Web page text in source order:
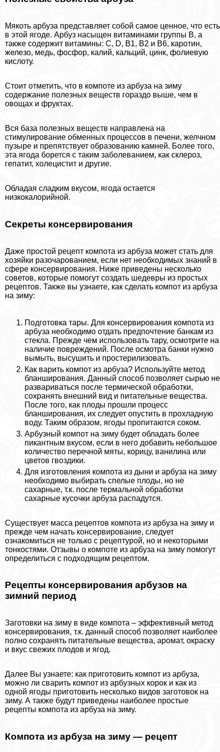
Мякоть арбуза представляет собой самое ценное, что есть
в этой ягоде. Арбуз насыщен витаминами группы В, а
также содержит витамины: С, D, В1, В2 и В6, каротин,
железо, медь, фосфор, калий, кальций, цинк, фолиевую
кислоту.
Стоит отметить, что в компоте из арбуза на зиму
содержание полезных веществ гораздо выше, чем в
овощах и фруктах.
Вся база полезных веществ направлена на
стимулирование обменных процессов в печени, желчном
пузыре и препятствует образованию камней. Более того,
эта ягода борется с таким заболеванием, как склероз,
гепатит, холецистит и другие.
Обладая сладким вкусом, ягода остается
низкокалорийной.
Секреты консервирования
Даже простой рецепт компота из арбуза может стать для
хозяйки разочарованием, если нет необходимых знаний в
сфере консервирования. Ниже приведены несколько
советов, которые помогут создать шедевры из простых
рецептов. Также вы узнаете, как сделать компот из арбуза
на зиму:
Подготовка тары. Для консервирования компота из
арбуза необходимо отдать предпочтение банкам из
стекла. Прежде чем использовать тару, осмотрите на
наличие повреждений. После осмотра банки нужно
вымыть, высушить и простерилизовать.
Как варить компот из арбуза? Используйте метод
бланширования. Данный способ позволяет сырью не
развариваться после термической обработки,
сохранять внешний вид и питательные вещества.
После того, как плоды прошли процесс
бланширования, их следует опустить в прохладную
воду. Таким образом, ягоды пропитаются соком.
Арбузный компот на зиму будет обладать более
пикантным вкусом, если в него добавить небольшое
количество перечной мяты, корицу, ванилина или
цветов гвоздики.
Для изготовления компота из дыни и арбуза на зиму
необходимо выбирать спелые плоды, но не
сахарные, т.к. после термальной обработки
сахарные кусочки арбуза распадутся.
Существует масса рецептов компота из арбуза на зиму и
прежде чем начать консервирование, следует
ознакомиться не только с рецептурой, но и некоторыми
тонкостями. Отзывы о компоте из арбуза на зиму помогут
определиться с подходящим рецептом.
Рецепты консервирования арбузов на
зимний период
Заготовки на зиму в виде компота – эффективный метод
консервирования, т.к. данный способ позволяет наиболее
полно сохранять питательные вещества, аромат, окраску
и вкус свежих плодов и ягод.
Далее Вы узнаете: как приготовить компот из арбуза,
можно ли сварить компот из арбузных корок и как из
одной ягоды приготовить несколько видов заготовок на
зиму. А также будут приведены наиболее простые
рецепты компота из арбуза на зиму.
Компота из арбуза на зиму — рецепт